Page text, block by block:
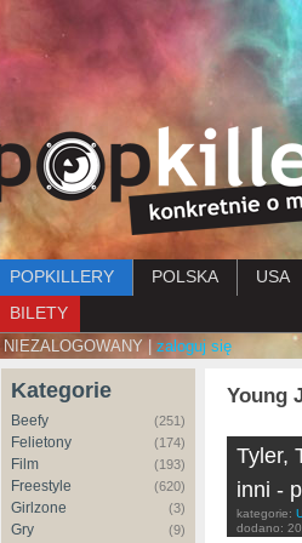
Menu główne
POPKILLERY POLSKA USA
BILETY
NIEZALOGOWANY | zaloguj się
Kategorie
Beefy (251)
Felietony (174)
Film (193)
Freestyle (620)
Girlzone (3)
Gry (9)
Young
Tyler,
inni -
kategorie:
dodano: